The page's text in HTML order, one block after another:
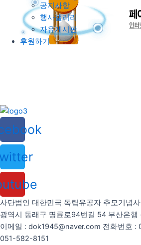
공지사항
행사갤러리
자유게시판
후원하기
사단법인 대한민국 독립유공자 추모기념
광역시 동래구 명륜로94번길 54 부산은행
이메일 : dok1945@naver.com 전화번호 :
051-582-8151